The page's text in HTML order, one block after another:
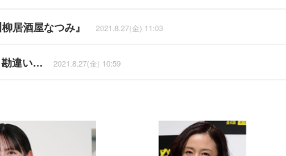
居酒屋なつみ』 2021.8.27(金) 11:03
勘違い… 2021.8.27(金) 10:59